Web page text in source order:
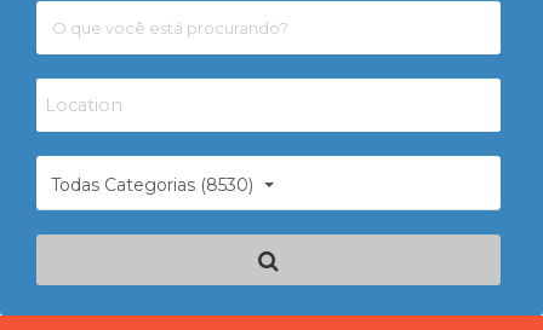
Todas Categorias (8530)